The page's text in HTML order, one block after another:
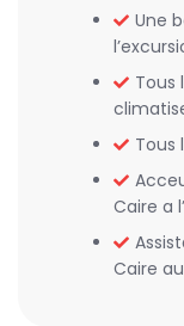
Une
Tous
Tous
Caire a
Caire